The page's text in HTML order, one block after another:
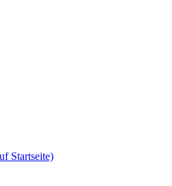
Startseite)